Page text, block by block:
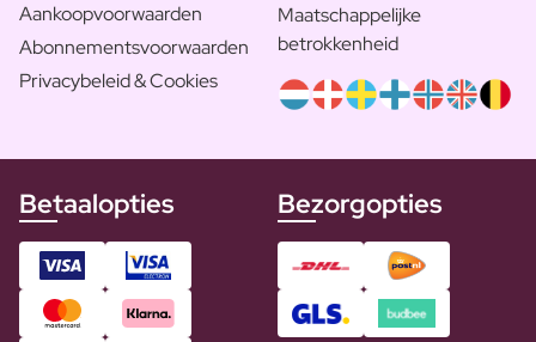
Aankoopvoorwaarden
Abonnementsvoorwaarden
Privacybeleid & Cookies
Maatschappelijke
betrokkenheid
Betaalopties Bezorgopties